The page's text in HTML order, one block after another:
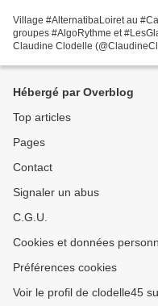
Village #AlternatibaLoiret au
groupes #AlgoRythme et
Claudine Clodelle
Hébergé par Overblog
Top articles
Pages
Contact
Signaler un abus
C.G.U.
Cookies et données
Préférences cookies
Voir le profil de clodelle45